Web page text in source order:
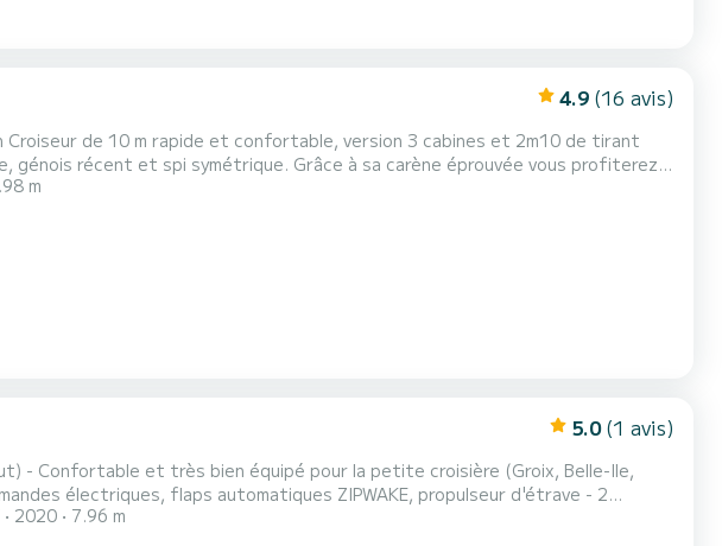
4.9 (16 avis)
de 3 vraies cabines, un carré
m
5.0 (1 avis)
Ile,
cabriolet fermé) = 6 personnes - Homologation Cat B = 10
2020 7.96 m